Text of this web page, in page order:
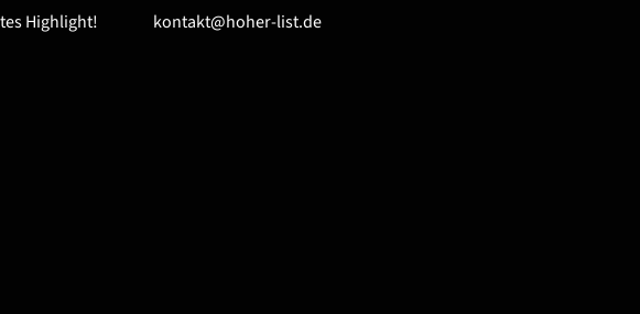
Highlight!
kontakt@hoher-list.de